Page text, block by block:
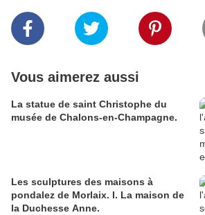
Vous aimerez aussi
La statue de saint Christophe du
musée de Chalons-en-Champagne.
Les sculptures des maisons à
pondalez de Morlaix. I. La maison de
la Duchesse Anne.